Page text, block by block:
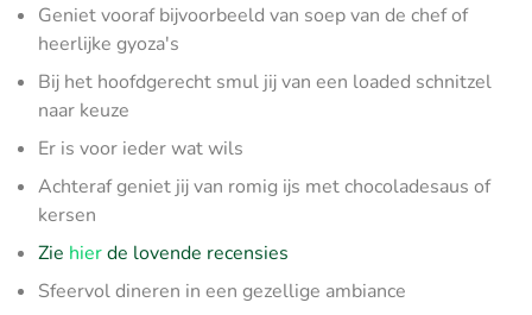
Geniet vooraf bijvoorbeeld van soep van de chef of
heerlijke gyoza's
Bij het hoofdgerecht smul jij van een loaded schnitzel
naar keuze
Er is voor ieder wat wils
Achteraf geniet jij van romig ijs met chocoladesaus of
kersen
Zie hierde lovende recensies
Sfeervol dineren in een gezellige ambiance